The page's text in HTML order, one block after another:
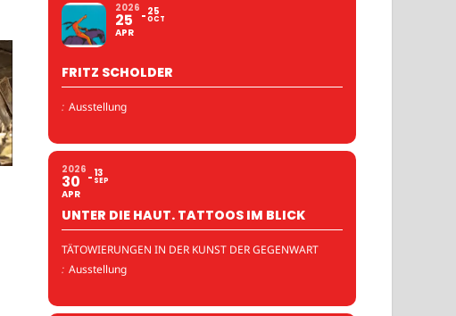
2026
25
APR
25
OCT
FRITZ SCHOLDER
: Ausstellung
2026
30
APR
13
SEP
UNTER DIE HAUT. TATTOOS IM BLICK
TÄTOWIERUNGEN IN DER KUNST DER GEGENWART
: Ausstellung